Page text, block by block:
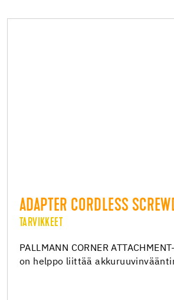
ADAPTER CORDLESS
TARVIKKEET
PALLMANN CORNER
on helppo liittää